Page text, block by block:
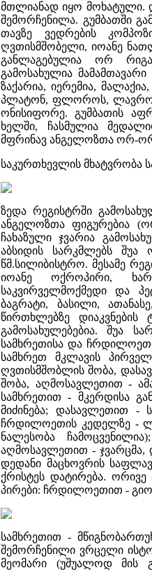
მთლიანად იყო მოხატული.
შემორჩენილა. გუმბათში
თავზე ვედრების
ღვთისმშობელი, იოანე
განლაგებულია ორ
გამოსახულია
ზაქარია, იერემია,
პლატონ, ფლოროს,
ონისიფორე. გუმბათის
ხელში, ჩასმულია
მფრინავ ანგელოზთა ორ-
საკურთხევლის მხატვრობა
ზედა რეგისტრში
ანგელოზთა ფიგურებია
ჩახაზული ჯვარია
აბსიდის სარკმლებს
წმ.სილიბისტრო. მესამე
იოანე ოქროპირი,
საკვირველმოქმედი და
ბაგრატი, ბასილი,
წირთხლებზე
გამოსახულებებია. შუა
სამხრეთისა და
სამხრეთ მკლავის
ღვთისმშობლის შობა,
შობა, აღმოსავლეთით -
სამხრეთით - მკერდისა
მიძინება; დასავლეთით
ჩრდილოეთის კედელზე -
ნალესობა
აღმოსავლეთით -
დედანი მაცხოვრის
ქრისტეს დატირება.
პირები: ჩრდილოეთით -
სამხრეთით -
შემორჩენილი ვრცელი
მეომარი (უშუალოდ მის